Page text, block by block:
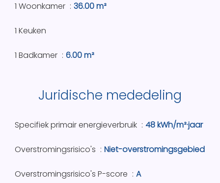
1 Woonkamer 36.00 m²
1 Keuken
1 Badkamer 6.00 m²
Juridische mededeling
Specifiek primair energieverbruik 48 kWh/m²·jaar
Overstromingsrisico's Niet-overstromingsgebied
Overstromingsrisico's P-score A